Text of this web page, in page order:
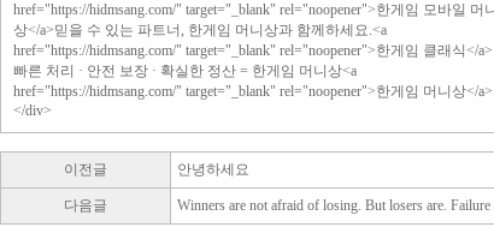
href="https://hidmsang.com/" target="_blank" rel="noopener">한게임 모바일 머니
상</a>믿을 수 있는 파트너, 한게임 머니상과 함께하세요.<a
href="https://hidmsang.com/" target="_blank" rel="noopener">한게임 클래식</a>
빠른 처리 · 안전 보장 · 확실한 정산 = 한게임 머니상<a
href="https://hidmsang.com/" target="_blank" rel="noopener">한게임 머니상</a>
</div>
이전글 안녕하세요
다음글 Winners are not afraid of losing. But losers are. Failure